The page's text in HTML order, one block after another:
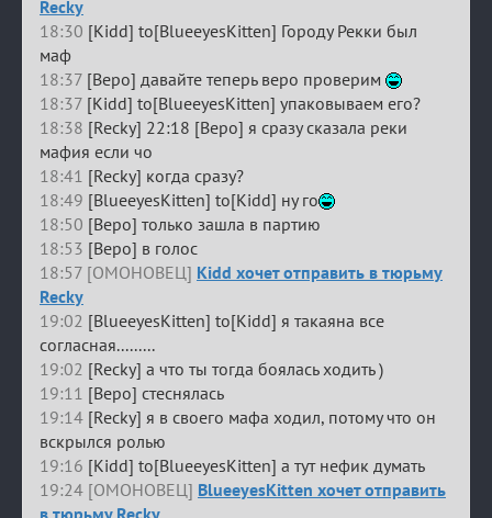
Recky
18:30 [Kidd] to[BlueeyesKitten] Городу Рекки был
маф
18:37 [Веро] давайте теперь веро проверим
18:37 [Kidd] to[BlueeyesKitten] упаковываем его?
18:38 [Recky] 22:18 [Веро] я сразу сказала реки
мафия если чо
18:41 [Recky] когда сразу?
18:49 [BlueeyesKitten] to[Kidd] ну го
18:50 [Веро] только зашла в партию
18:53 [Веро] в голос
18:57 [ОМОНОВЕЦ] Kidd хочет отправить в тюрьму
Recky
19:02 [BlueeyesKitten] to[Kidd] я такаяна все
согласная.........
19:02 [Recky] а что ты тогда боялась ходить )
19:11 [Веро] стеснялась
19:14 [Recky] я в своего мафа ходил, потому что он
вскрылся ролью
19:16 [Kidd] to[BlueeyesKitten] а тут нефик думать
19:24 [ОМОНОВЕЦ] BlueeyesKitten хочет отправить
в тюрьму Recky